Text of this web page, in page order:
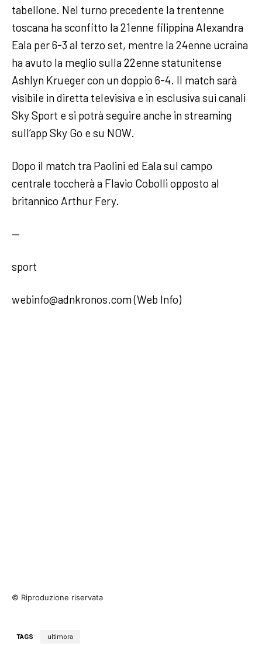
tabellone. Nel turno precedente la trentenne
toscana ha sconfitto la 21enne filippina Alexandra
Eala per 6-3 al terzo set, mentre la 24enne ucraina
ha avuto la meglio sulla 22enne statunitense
Ashlyn Krueger con un doppio 6-4. Il match sarà
visibile in diretta televisiva e in esclusiva sui canali
Sky Sport e si potrà seguire anche in streaming
sull’app Sky Go e su NOW.
Dopo il match tra Paolini ed Eala sul campo
centrale toccherà a Flavio Cobolli opposto al
britannico Arthur Fery.
—
sport
webinfo@adnkronos.com (Web Info)
© Riproduzione riservata
TAGS ultimora